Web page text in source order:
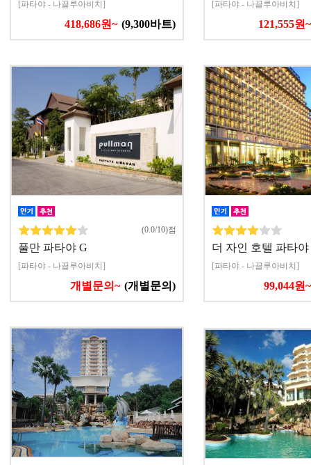
[파타야 - 나끌루아비치]
418,686원~ (9,300바트)
[파타야 - 나끌루아비치]
121,555원~
(0.0/10)점
풀만 파타야 G
[파타야 - 나끌루아비치]
개별문의~ (개별문의)
더 자인 호텔 파타야
[파타야 - 나끌루아비치]
99,044원~